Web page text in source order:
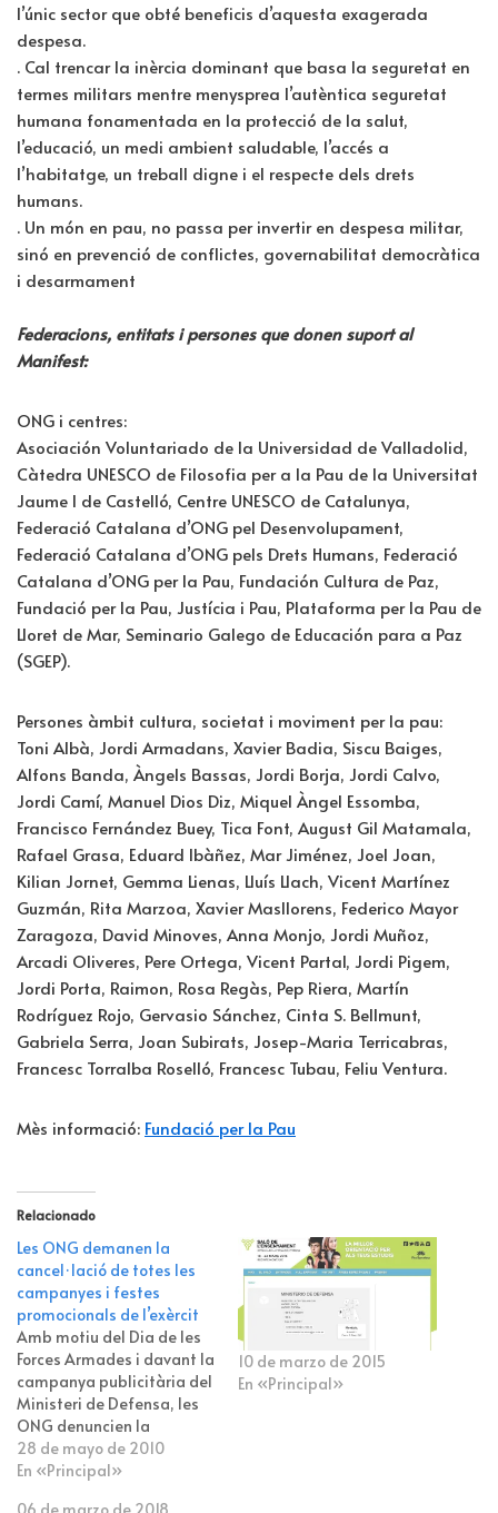
l’únic sector que obté beneficis d’aquesta exagerada
despesa.
. Cal trencar la inèrcia dominant que basa la seguretat en
termes militars mentre menysprea l’autèntica seguretat
humana fonamentada en la protecció de la salut,
l’educació, un medi ambient saludable, l’accés a
l’habitatge, un treball digne i el respecte dels drets
humans.
. Un món en pau, no passa per invertir en despesa militar,
sinó en prevenció de conflictes, governabilitat democràtica
i desarmament
Federacions, entitats i persones que donen suport al
Manifest:
ONG i centres:
Asociación Voluntariado de la Universidad de Valladolid,
Càtedra UNESCO de Filosofia per a la Pau de la Universitat
Jaume I de Castelló, Centre UNESCO de Catalunya,
Federació Catalana d’ONG pel Desenvolupament,
Federació Catalana d’ONG pels Drets Humans, Federació
Catalana d’ONG per la Pau, Fundación Cultura de Paz,
Fundació per la Pau, Justícia i Pau, Plataforma per la Pau de
Lloret de Mar, Seminario Galego de Educación para a Paz
(SGEP).
Persones àmbit cultura, societat i moviment per la pau:
Toni Albà, Jordi Armadans, Xavier Badia, Siscu Baiges,
Alfons Banda, Àngels Bassas, Jordi Borja, Jordi Calvo,
Jordi Camí, Manuel Dios Diz, Miquel Àngel Essomba,
Francisco Fernández Buey, Tica Font, August Gil Matamala,
Rafael Grasa, Eduard Ibàñez, Mar Jiménez, Joel Joan,
Kilian Jornet, Gemma Lienas, Lluís Llach, Vicent Martínez
Guzmán, Rita Marzoa, Xavier Masllorens, Federico Mayor
Zaragoza, David Minoves, Anna Monjo, Jordi Muñoz,
Arcadi Oliveres, Pere Ortega, Vicent Partal, Jordi Pigem,
Jordi Porta, Raimon, Rosa Regàs, Pep Riera, Martín
Rodríguez Rojo, Gervasio Sánchez, Cinta S. Bellmunt,
Gabriela Serra, Joan Subirats, Josep-Maria Terricabras,
Francesc Torralba Roselló, Francesc Tubau, Feliu Ventura.
Mès informació: Fundació per la Pau
Relacionado
Les ONG demanen la
cancel·lació de totes les
campanyes i festes
promocionals de l’exèrcit
Amb motiu del Dia de les
Forces Armades i davant la
campanya publicitària del
Ministeri de Defensa, les
ONG denuncien la
instrumentalització de
l’ajuda humanitària per
28 de mayo de 2010
En «Principal»
10 de marzo de 2015
En «Principal»